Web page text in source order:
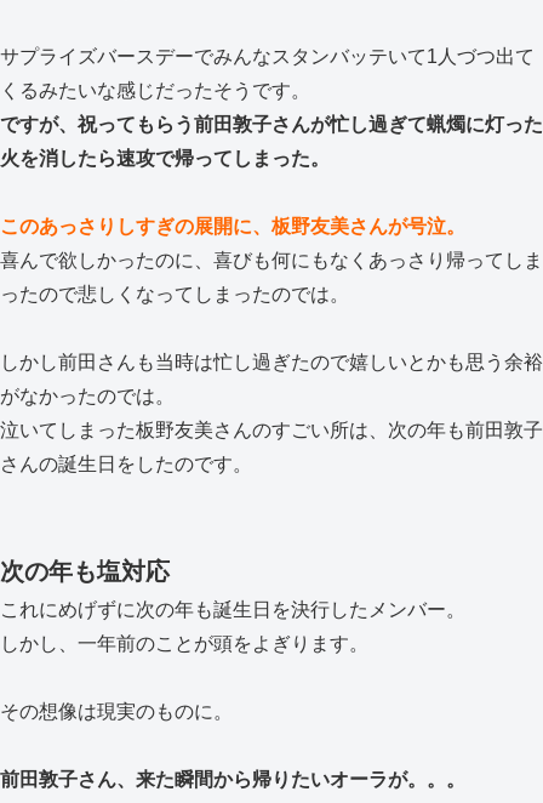
サプライズバースデーでみんなスタンバッテいて1人づつ出て
くるみたいな感じだったそうです。
ですが、祝ってもらう前田敦子さんが忙し過ぎて蝋燭に灯った
火を消したら速攻で帰ってしまった。
このあっさりしすぎの展開に、板野友美さんが号泣。
喜んで欲しかったのに、喜びも何にもなくあっさり帰ってしま
ったので悲しくなってしまったのでは。
しかし前田さんも当時は忙し過ぎたので嬉しいとかも思う余裕
がなかったのでは。
泣いてしまった板野友美さんのすごい所は、次の年も前田敦子
さんの誕生日をしたのです。
次の年も塩対応
これにめげずに次の年も誕生日を決行したメンバー。
しかし、一年前のことが頭をよぎります。
その想像は現実のものに。
前田敦子さん、来た瞬間から帰りたいオーラが。。。